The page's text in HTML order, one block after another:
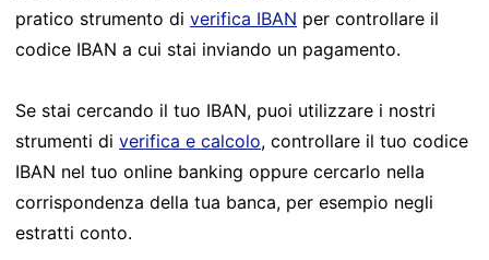
pratico strumento di verifica IBAN per controllare il
codice IBAN a cui stai inviando un pagamento.
Se stai cercando il tuo IBAN, puoi utilizzare i nostri
strumenti di verifica e calcolo, controllare il tuo codice
IBAN nel tuo online banking oppure cercarlo nella
corrispondenza della tua banca, per esempio negli
estratti conto.